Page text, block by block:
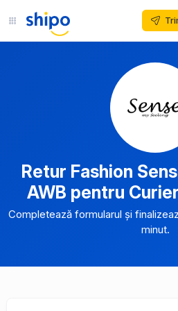
Retur Fashion
AWB pentru
Completează formularul și
minut.